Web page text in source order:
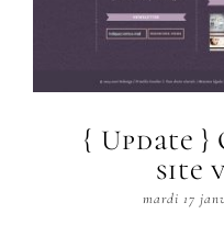
{ Update
site
mardi 17